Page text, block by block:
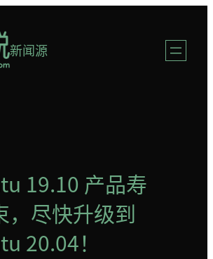
新闻源
19.10 产品寿
，尽快升级到
20.04！